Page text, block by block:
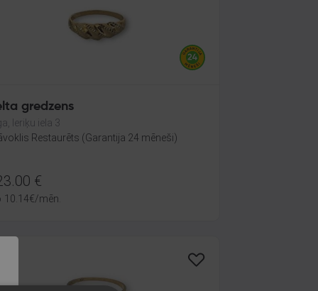
gredzens
Ieriķu iela 3
Restaurēts (Garantija 24 mēneši)
€
10.14€/mēn.